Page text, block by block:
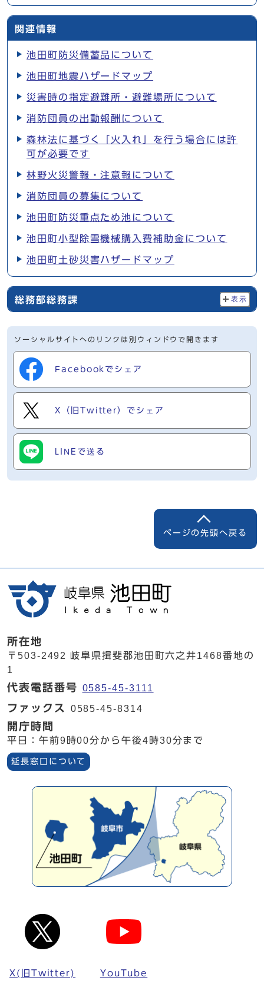
関連情報
池田町防災備蓄品について
池田町地震ハザードマップ
災害時の指定避難所・避難場所について
消防団員の出動報酬について
森林法に基づく「火入れ」を行う場合には許
可が必要です
林野火災警報・注意報について
消防団員の募集について
池田町防災重点ため池について
池田町小型除雪機械購入費補助金について
池田町土砂災害ハザードマップ
総務部総務課 表示
ソーシャルサイトへのリンクは別ウィンドウで開きます
Facebookでシェア
X（旧Twitter）でシェア
LINEで送る
ページの先頭へ戻る
所在地
〒503-2492 岐阜県揖斐郡池田町六之井1468番地の
1
代表電話番号 0585-45-3111
ファックス 0585-45-8314
開庁時間
平日：午前9時00分から午後4時30分まで
延長窓口について
X(旧Twitter) YouTube